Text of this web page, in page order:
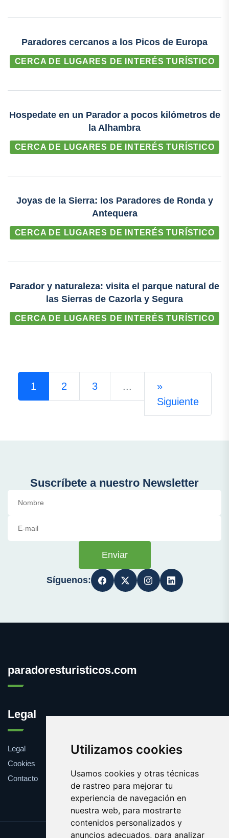
Utilizamos cookies
Usamos cookies y otras técnicas
de rastreo para mejorar tu
experiencia de navegación en
nuestra web, para mostrarte
contenidos personalizados y
anuncios adecuados, para analizar
Paradores cercanos a los Picos de Europa
CERCA DE LUGARES DE INTERÉS TURÍSTICO
Hospedate en un Parador a pocos kilómetros de
la Alhambra
CERCA DE LUGARES DE INTERÉS TURÍSTICO
Joyas de la Sierra: los Paradores de Ronda y
Antequera
CERCA DE LUGARES DE INTERÉS TURÍSTICO
Parador y naturaleza: visita el parque natural de
las Sierras de Cazorla y Segura
CERCA DE LUGARES DE INTERÉS TURÍSTICO
1 2 3 ...
»
Siguiente
Suscríbete a nuestro Newsletter
Enviar
Síguenos:
paradoresturisticos.com
Legal
Legal
Cookies
Contacto